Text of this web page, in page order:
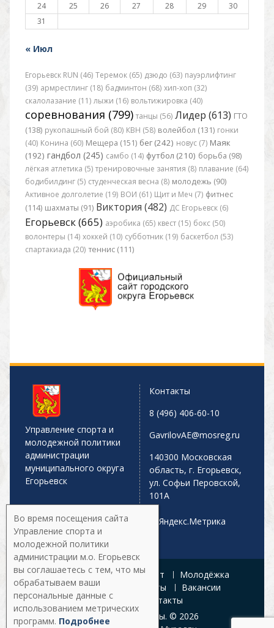
24
25 26 27 28 29
30
31
« Июл
Егорьевск RUN (46) Теремок (65) дзюдо (63) пауэрлифтинг
(39) армрестлинг (18) бадминтон (68) хип-хоп (32)
скалолазание (11) лыжи (16) вольтижировка (40)
соревнования (799) танцы (56) Лидер (613) ГТО
(138) рукопашный бой (80) КВН (58) волейбол (131) гонки
(40) Конина (60) Мещера (151) бег (242) новус (7) Маяк
(192) гандбол (245) самбо (14) футбол (210) борьба (98)
лёгкая атлетика (5) тренировочные занятия (8) плавание (64)
бодибилдинг (5) студенческая весна (8) молодежь (90)
Активное долголетие (19) ВОИ (61) Щит и Меч (7) фитнес
(114) шахматы (91) Виктория (482) ДС Егорьевск (6)
Егорьевск (665) аэробика (65) квест (15) бокс (50)
волонтеры (14) хоккей (10) субботник (19) баскетбол (53)
спартакиада (20) теннис (111)
Управление спорта и
молодежной политики
администрации
муниципального округа
Егорьевск
Контакты
8 (496) 406-60-10
GavrilovAE@mosreg.ru
140300 Московская
область, г. Егорьевск,
ул. Софьи Перовской,
101А
Главная Афиша Спорт
Молодёжка
Управление
Документы
Вакансии
Галерея
Контакты
Все права защищены. © 2026
Во время посещения сайта
Управление спорта и
молодежной политики
администрации м.о. Егорьевск
вы соглашаетесь с тем, что мы
обрабатываем ваши
персональные данные с
использованием метрических
программ. Подробнее